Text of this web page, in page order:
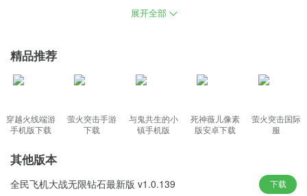
可以体验到最真实的感觉，在那里没有地图，没有固定方向，只能
rust腐蚀中文版游戏特色
不断猎杀各种猛兽，保证自己有足够的食物，并在战斗中提高自己
对玩家的技术要求也非常高，荒岛生存对一个人的体力提出了巨大
的挑战。
收集更多的生存资源，享受更刺激有趣的冒险生存玩法。
生存游戏的第一个要素是寻找食物并建造坚固的庇护所以求生存。
在辐射世界中，玩家需要寻找各种可以抵抗辐射的药物和衣服。
展开全部
精品推荐
穿越火线端游
手机版下载
萤火突击手游
下载
与鬼共生的小
镇手机版
死神薇儿像素
版安卓下载
萤火突击国际
服
其他版本
全民飞机大战无限钻石最新版 v1.0.139 下载